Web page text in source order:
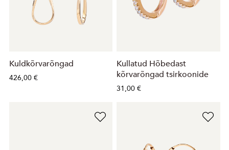
Kuldkõrvarõngad
426,00 €
Kullatud Hõbedast
kõrvarõngad tsirkoonide
31,00 €